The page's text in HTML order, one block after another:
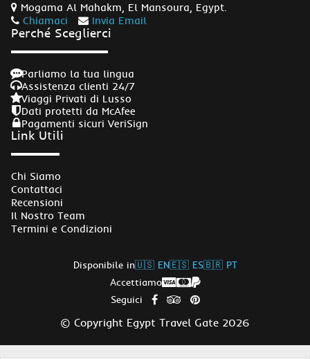
Mogama Al Mahakm, El Mansoura, Egypt.
Chiamaci
Invia Email
Perché Sceglierci
Parliamo la tua lingua
Assistenza clienti 24/7
Viaggi Privati di Lusso
Dati protetti da McAfee
Pagamenti sicuri VeriSign
Link Utili
Chi Siamo
Contattaci
Recensioni
Il Nostro Team
Termini e Condizioni
Disponibile in🇺🇸 EN🇪🇸 ES🇧🇷 PT
Accettiamo
Seguici
© Copyright Egypt Travel Gate 2026